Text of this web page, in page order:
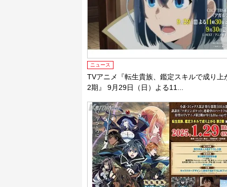
ニュース
TVアニメ『転生貴族、鑑定スキルで成り上
2期』 9月29日（日）よる11...